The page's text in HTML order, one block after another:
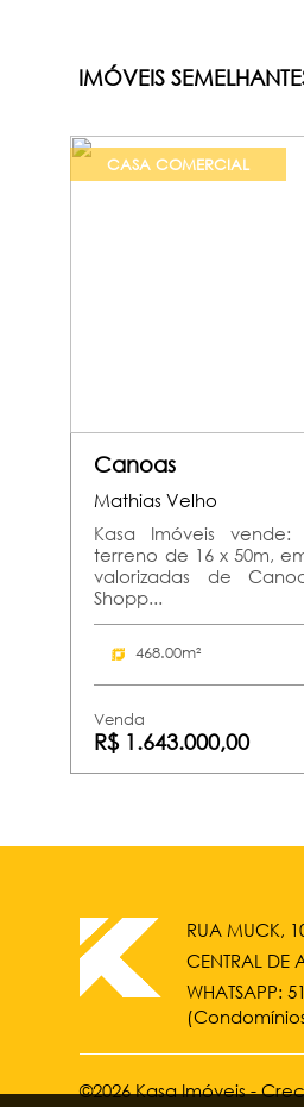
IMÓVEIS
CASA COMERCIAL
Canoas
Mathias Velho
Kasa Imóveis
terreno de 16 x 50m,
valorizadas de
Shopp...
468.00m²
Venda
R$ 1.643.000,00
RUA MUCK,
CENTRAL DE
WHATSAPP:
©2026 Kasa Imóveis -